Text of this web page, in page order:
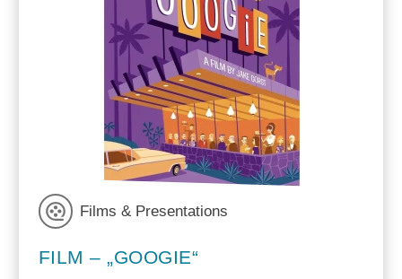
Films & Presentations
FILM – „GOOGIE“